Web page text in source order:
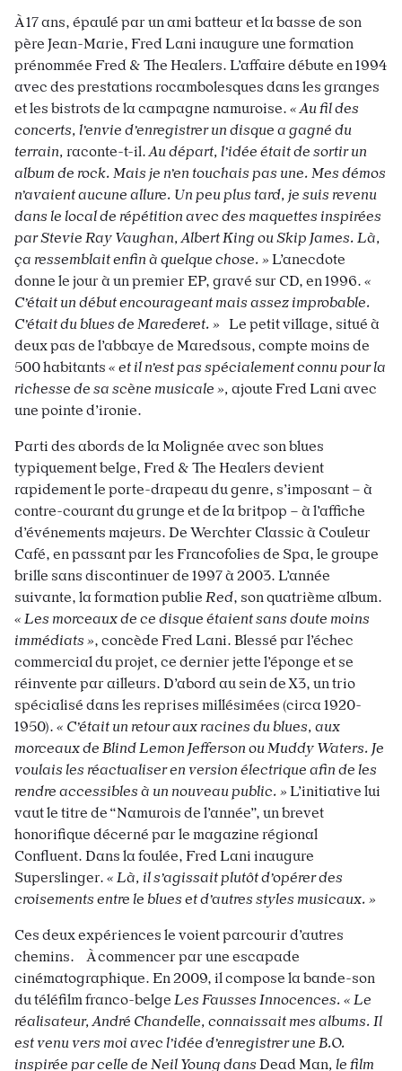
À 17 ans, épaulé par un ami batteur et la basse de son
père Jean-Marie, Fred Lani inaugure une formation
prénommée Fred & The Healers. L’affaire débute en 1994
avec des prestations rocambolesques dans les granges
et les bistrots de la campagne namuroise. « Au fil des
concerts, l’envie d’enregistrer un disque a gagné du
terrain, raconte-t-il. Au départ, l’idée était de sortir un
album de rock. Mais je n’en touchais pas une. Mes démos
n’avaient aucune allure. Un peu plus tard, je suis revenu
dans le local de répétition avec des maquettes inspirées
par Stevie Ray Vaughan, Albert King ou Skip James. Là,
ça ressemblait enfin à quelque chose. » L’anecdote
donne le jour à un premier EP, gravé sur CD, en 1996. «
C’était un début encourageant mais assez improbable.
C’était du blues de Marederet. » Le petit village, situé à
deux pas de l’abbaye de Maredsous, compte moins de
500 habitants « et il n’est pas spécialement connu pour la
richesse de sa scène musicale », ajoute Fred Lani avec
une pointe d’ironie.
Parti des abords de la Molignée avec son blues
typiquement belge, Fred & The Healers devient
rapidement le porte-drapeau du genre, s’imposant – à
contre-courant du grunge et de la britpop – à l’affiche
d’événements majeurs. De Werchter Classic à Couleur
Café, en passant par les Francofolies de Spa, le groupe
brille sans discontinuer de 1997 à 2003. L’année
suivante, la formation publie Red, son quatrième album.
« Les morceaux de ce disque étaient sans doute moins
immédiats », concède Fred Lani. Blessé par l’échec
commercial du projet, ce dernier jette l’éponge et se
réinvente par ailleurs. D’abord au sein de X3, un trio
spécialisé dans les reprises millésimées (circa 1920-
1950). « C’était un retour aux racines du blues, aux
morceaux de Blind Lemon Jefferson ou Muddy Waters. Je
voulais les réactualiser en version électrique afin de les
rendre accessibles à un nouveau public. » L’initiative lui
vaut le titre de “Namurois de l’année”, un brevet
honorifique décerné par le magazine régional
Confluent. Dans la foulée, Fred Lani inaugure
Superslinger. « Là, il s’agissait plutôt d’opérer des
croisements entre le blues et d’autres styles musicaux. »
Ces deux expériences le voient parcourir d’autres
chemins. À commencer par une escapade
cinématographique. En 2009, il compose la bande-son
du téléfilm franco-belge Les Fausses Innocences. « Le
réalisateur, André Chandelle, connaissait mes albums. Il
est venu vers moi avec l’idée d’enregistrer une B.O.
inspirée par celle de Neil Young dans Dead Man, le film